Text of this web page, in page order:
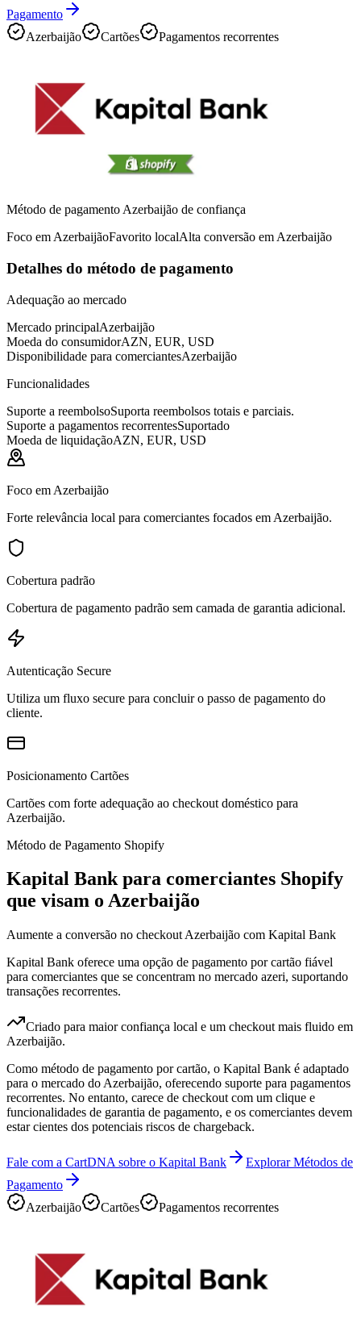
Pagamento
Azerbaijão
Cartões Pagamentos recorrentes
Método de pagamento Azerbaijão de confiança
Foco em AzerbaijãoFavorito localAlta conversão em Azerbaijão
Detalhes do método de pagamento
Adequação ao mercado
Mercado principalAzerbaijão
Moeda do consumidorAZN, EUR, USD
Disponibilidade para comerciantesAzerbaijão
Funcionalidades
Suporte a reembolsoSuporta reembolsos totais e parciais.
Suporte a pagamentos recorrentesSuportado
Moeda de liquidaçãoAZN, EUR, USD
Foco em Azerbaijão
Forte relevância local para comerciantes focados em Azerbaijão.
Cobertura padrão
Cobertura de pagamento padrão sem camada de garantia adicional.
Autenticação Secure
Utiliza um fluxo secure para concluir o passo de pagamento do
cliente.
Posicionamento Cartões
Cartões com forte adequação ao checkout doméstico para
Azerbaijão.
Método de Pagamento Shopify
Kapital Bank para comerciantes Shopify
que visam o Azerbaijão
Aumente a conversão no checkout Azerbaijão com Kapital Bank
Kapital Bank oferece uma opção de pagamento por cartão fiável
para comerciantes que se concentram no mercado azeri, suportando
transações recorrentes.
Criado para maior confiança local e um checkout mais fluido em
Azerbaijão.
Como método de pagamento por cartão, o Kapital Bank é adaptado
para o mercado do Azerbaijão, oferecendo suporte para pagamentos
recorrentes. No entanto, carece de checkout com um clique e
funcionalidades de garantia de pagamento, e os comerciantes devem
estar cientes dos potenciais riscos de chargeback.
Fale com a CartDNA sobre o Kapital Bank
Explorar Métodos de
Pagamento
Azerbaijão
Cartões Pagamentos recorrentes